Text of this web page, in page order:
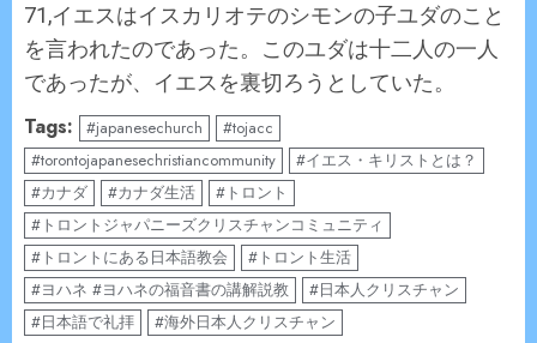
71,イエスはイスカリオテのシモンの子ユダのこと
を言われたのであった。このユダは十二人の一人
であったが、イエスを裏切ろうとしていた。
Tags: #japanesechurch
#tojacc
#torontojapanesechristiancommunity
#イエス・キリストとは？
#カナダ
#カナダ生活
#トロント
#トロントジャパニーズクリスチャンコミュニティ
#トロントにある日本語教会
#トロント生活
#ヨハネ #ヨハネの福音書の講解説教
#日本人クリスチャン
#日本語で礼拝
#海外日本人クリスチャン